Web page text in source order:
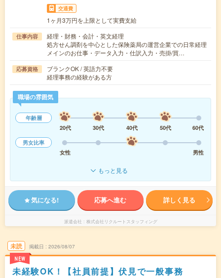
交通費
1ヶ月3万円を上限として実費支給
仕事内容
経理・財務・会計・英文経理
処方せん調剤を中心とした保険薬局の運営企業での日常経理
メインのお仕事・データ入力・仕訳入力・売掛/買…
応募資格
ブランクOK / 英語力不要
経理事務の経験がある方
職場の雰囲気
年齢層
20代
30代 40代 50代
60代
男女比率
女性
男性
もっと見る
気になる! 応募へ進む 詳しく見る
派遣会社 株式会社リクルートスタッフィング
未読
NEW
掲載日 2026/08/07
未経験OK！【社員前提】伏見で一般事務